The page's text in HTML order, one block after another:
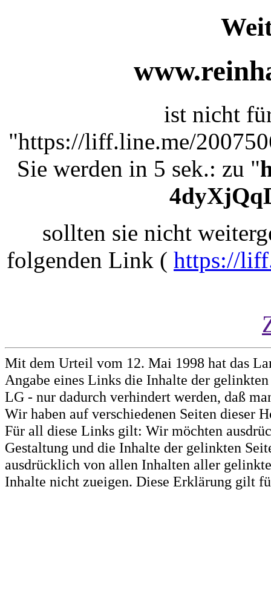
ist nicht
"https://liff.line.me/
Sie werden in 5 sek.: zu "
sollten sie nicht
folgenden Link ( https://
Mit dem Urteil vom 12. Mai 1998 hat das
Angabe eines Links die Inhalte der
LG - nur dadurch verhindert werden, daß
Wir haben auf verschiedenen Seiten dieser
Für all diese Links gilt: Wir möchten
Gestaltung und die Inhalte der gelinkten
ausdrücklich von allen Inhalten aller
Inhalte nicht zueigen. Diese Erklärung gilt